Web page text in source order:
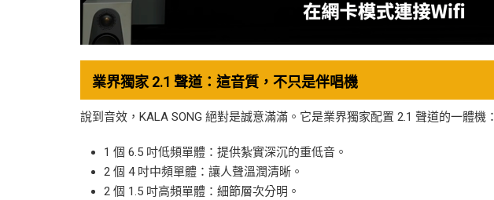
業界獨家 2.1 聲道：這音質，不只是伴唱機
說到音效，KALA SONG 絕對是誠意滿滿。它是業界獨家配置 2.1 聲道的一體機：
1 個 6.5 吋低頻單體：提供紮實深沉的重低音。
2 個 4 吋中頻單體：讓人聲溫潤清晰。
2 個 1.5 吋高頻單體：細節層次分明。